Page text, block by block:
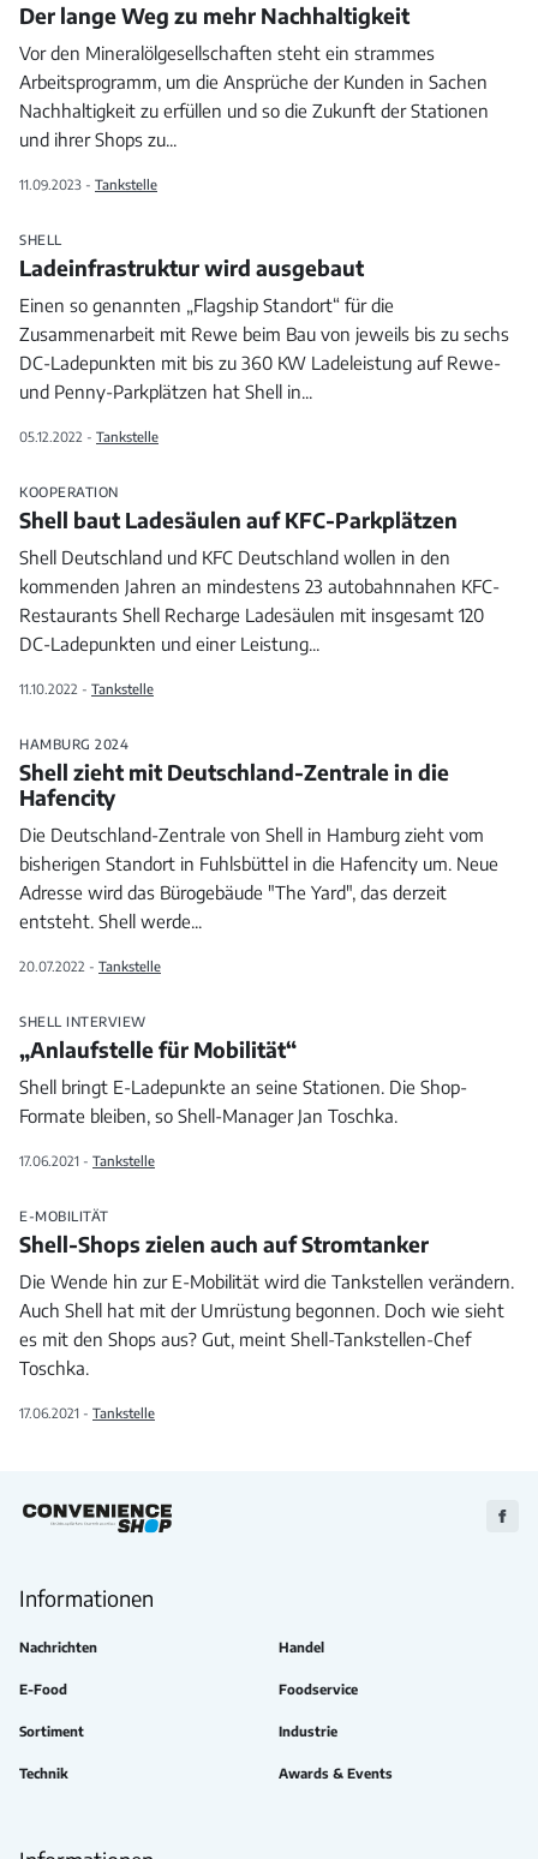
Der lange Weg zu mehr Nachhaltigkeit
Vor den Mineralölgesellschaften steht ein strammes
Arbeitsprogramm, um die Ansprüche der Kunden in Sachen
Nachhaltigkeit zu erfüllen und so die Zukunft der Stationen
und ihrer Shops zu...
11.09.2023 - Tankstelle
SHELL
Ladeinfrastruktur wird ausgebaut
Einen so genannten „Flagship Standort“ für die
Zusammenarbeit mit Rewe beim Bau von jeweils bis zu sechs
DC-Ladepunkten mit bis zu 360 KW Ladeleistung auf Rewe-
und Penny-Parkplätzen hat Shell in...
05.12.2022 - Tankstelle
KOOPERATION
Shell baut Ladesäulen auf KFC-Parkplätzen
Shell Deutschland und KFC Deutschland wollen in den
kommenden Jahren an mindestens 23 autobahnnahen KFC-
Restaurants Shell Recharge Ladesäulen mit insgesamt 120
DC-Ladepunkten und einer Leistung...
11.10.2022 - Tankstelle
HAMBURG 2024
Shell zieht mit Deutschland-Zentrale in die
Hafencity
Die Deutschland-Zentrale von Shell in Hamburg zieht vom
bisherigen Standort in Fuhlsbüttel in die Hafencity um. Neue
Adresse wird das Bürogebäude "The Yard", das derzeit
entsteht. Shell werde...
20.07.2022 - Tankstelle
SHELL INTERVIEW
„Anlaufstelle für Mobilität“
Shell bringt E-Ladepunkte an seine Stationen. Die Shop-
Formate bleiben, so Shell-Manager Jan Toschka.
17.06.2021 - Tankstelle
E-MOBILITÄT
Shell-Shops zielen auch auf Stromtanker
Die Wende hin zur E-Mobilität wird die Tankstellen verändern.
Auch Shell hat mit der Umrüstung begonnen. Doch wie sieht
es mit den Shops aus? Gut, meint Shell-Tankstellen-Chef
Toschka.
17.06.2021 - Tankstelle
Zu
Informationen
Nachrichten Handel
E-Food Foodservice
Sortiment Industrie
Technik Awards & Events